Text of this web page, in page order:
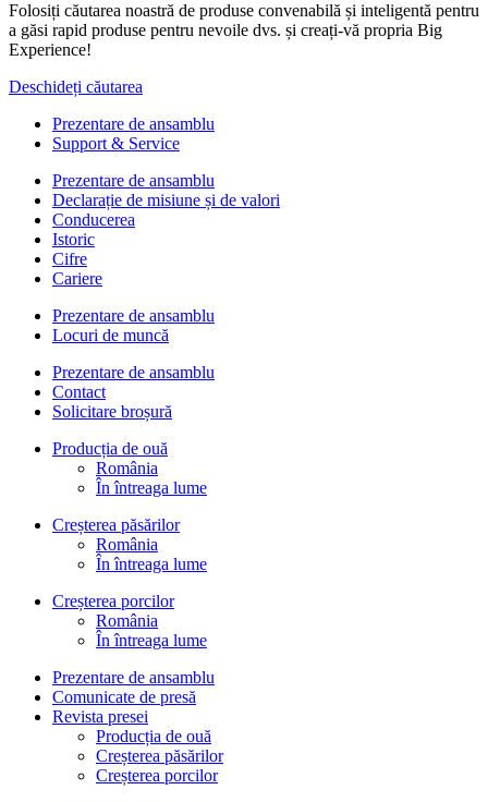
Folosiți căutarea noastră de produse convenabilă și inteligentă pentru
a găsi rapid produse pentru nevoile dvs. și creați-vă propria Big
Experience!
Deschideți căutarea
Prezentare de ansamblu
Support & Service
Prezentare de ansamblu
Declarație de misiune și de valori
Conducerea
Istoric
Cifre
Cariere
Prezentare de ansamblu
Locuri de muncă
Prezentare de ansamblu
Contact
Solicitare broșură
Producția de ouă
România
În întreaga lume
Creșterea păsărilor
România
În întreaga lume
Creșterea porcilor
România
În întreaga lume
Prezentare de ansamblu
Comunicate de presă
Revista presei
Producția de ouă
Creșterea păsărilor
Creșterea porcilor